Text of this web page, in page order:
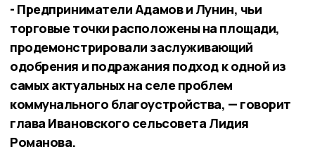
- Предприниматели Адамов и Лунин, чьи
торговые точки расположены на площади,
продемонстрировали заслуживающий
одобрения и подражания подход к одной из
самых актуальных на селе проблем
коммунального благоустройства, — говорит
глава Ивановского сельсовета Лидия
Романова.